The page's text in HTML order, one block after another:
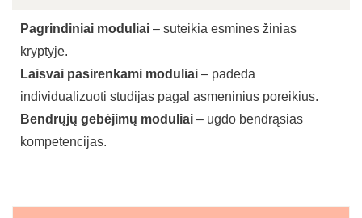
Pagrindiniai moduliai – suteikia esmines žinias
kryptyje.
Laisvai pasirenkami moduliai – padeda
individualizuoti studijas pagal asmeninius poreikius.
Bendrųjų gebėjimų moduliai – ugdo bendrąsias
kompetencijas.